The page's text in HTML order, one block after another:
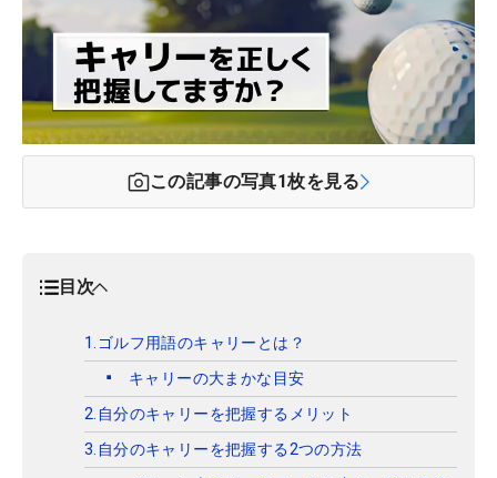
この記事の写真1枚を見る
目次
1.ゴルフ用語のキャリーとは？
キャリーの大まかな目安
2.自分のキャリーを把握するメリット
3.自分のキャリーを把握する2つの方法